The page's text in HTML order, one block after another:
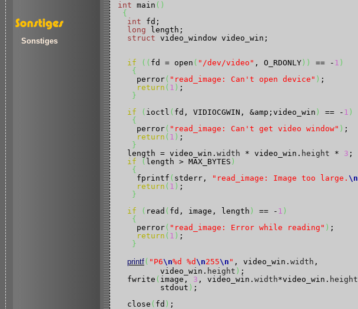
Sonstiges
int main ( )
{
int fd;
long length;
struct video_window video_win;
if ( ( fd = open ( "/dev/video" , O_RDONLY ) ) == - 1 )
{
    perror
( "read_image: Can't open device" ) ;
return ( 1 ) ;
}
if
( ioctl ( fd, VIDIOCGWIN, &amp;video_win ) == - 1 )
{
    perror
( "read_image: Can't get video window" ) ;
return ( 1 ) ;
}
  length = video_win.
width * video_win. height * 3 ;
if
( length > MAX_BYTES )
{
    fprintf
( stderr, "read_image: Image too large. \n
return ( 1 ) ;
}
if
( read ( fd, image, length ) == - 1 )
{
    perror
( "read_image: Error while reading" ) ;
return ( 1 ) ;
}
printf( "P6\n%d %d \n255\n " , video_win. width ,
         video_win.
height ) ;
  fwrite
( image, 3 , video_win. width*video_win. height
         stdout
) ;
  close
( fd ) ;